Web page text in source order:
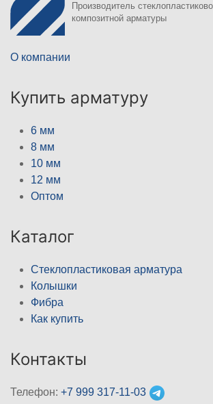
Производитель
композитной арматуры
О компании
Купить арматуру
6 мм
8 мм
10 мм
12 мм
Оптом
Каталог
Стеклопластиковая арматура
Колышки
Фибра
Как купить
Контакты
Телефон: +7 999 317-11-03